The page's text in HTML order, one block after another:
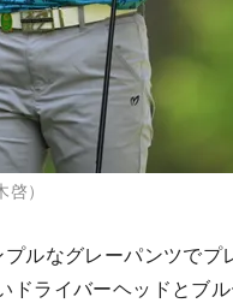
）
ルなグレーパンツでプ
ドライバーヘッドとブ